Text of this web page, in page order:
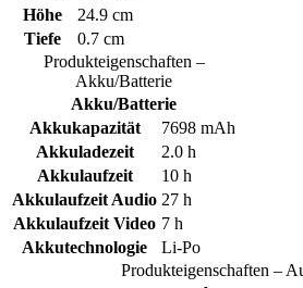
Höhe
24.9 cm
Tiefe
0.7 cm
Produkteigenschaften –
Akku/Batterie
Akku/Batterie
Akkukapazität
7698 mAh
Akkuladezeit
2.0 h
Akkulaufzeit
10 h
Akkulaufzeit Audio 27 h
Akkulaufzeit Video 7 h
Akkutechnologie
Li-Po
Produkteigenschaften –